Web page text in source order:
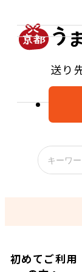
送り
初めてご利用